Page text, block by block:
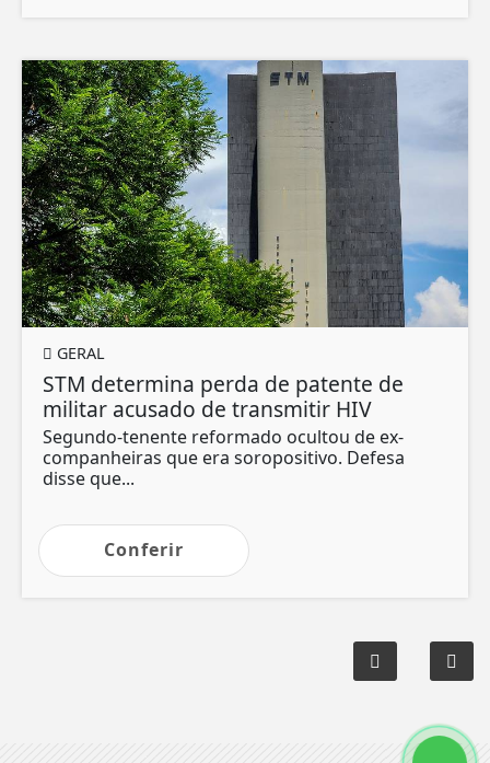
GERAL
STM determina perda de patente de
militar acusado de transmitir HIV
Segundo-tenente reformado ocultou de ex-
companheiras que era soropositivo. Defesa
disse que...
Conferir